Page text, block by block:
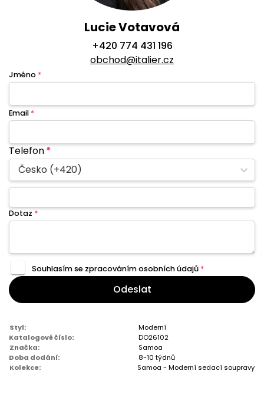
Lucie Votavová
+420 774 431 196
obchod@italier.cz
Jméno *
Email *
Telefon*
Česko (+420)
Dotaz *
Souhlasím se zpracovánímosobních údajů *
Odeslat
Styl:
Moderní
Katalogové číslo:
DO26102
Značka:
Samoa
Doba dodání:
8-10 týdnů
Kolekce:
Samoa - Moderní sedací soupravy